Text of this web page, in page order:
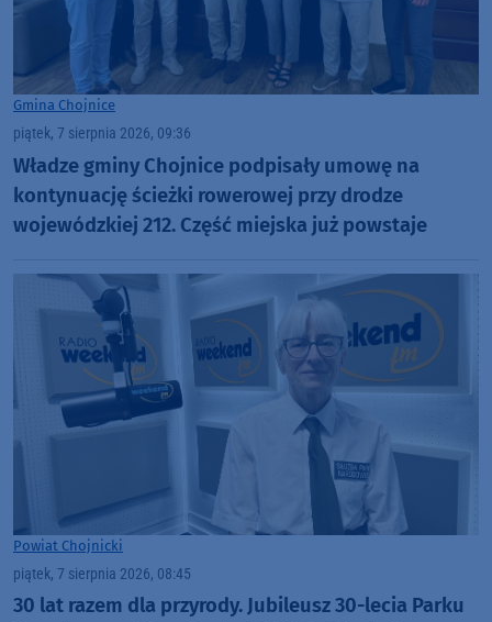
Gmina Chojnice
piątek, 7 sierpnia 2026, 09:36
Władze gminy Chojnice podpisały umowę na
kontynuację ścieżki rowerowej przy drodze
wojewódzkiej 212. Część miejska już powstaje
Powiat Chojnicki
piątek, 7 sierpnia 2026, 08:45
30 lat razem dla przyrody. Jubileusz 30-lecia Parku